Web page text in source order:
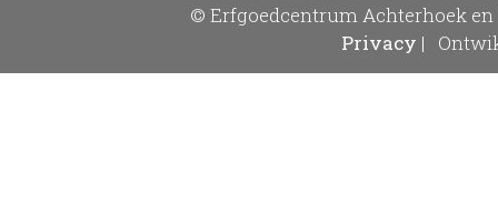
© Erfgoedcentrum Achterhoek en
Privacy |